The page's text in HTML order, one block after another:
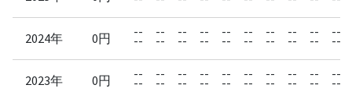
2024年 0円 --
--
--
--
--
--
--
--
--
--
--
--
--
--
--
--
--
--
--
--
2023年 0円 --
--
--
--
--
--
--
--
--
--
--
--
--
--
--
--
--
--
--
--